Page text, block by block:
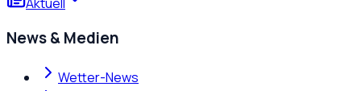
News & Medien
Wetter-News